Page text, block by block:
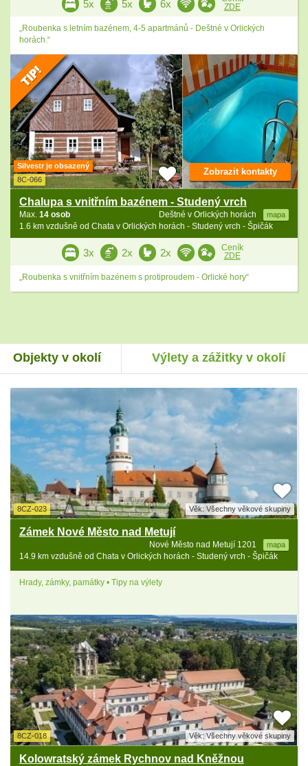
5x 5x 6x
ZDE
„Roubenka s letním bazénem, 4-5 apartmánů - Deštné v Orlických
horách.“
Silvestr je obsazený
8C-066
Chalupa s vnitřním bazénem - Studený vrch
Deštné v Orlických horách mapa
Max. 14 osob
1.6 km vzdušně od Chata v Orlických horách - Studený vrch - Špičák
Zobrazit kontakty
3x 2x 2x
Ceník
ZDE
„Roubenka s vnitřním bazénem s protiproudem - Orlické hory“
Objekty v okolí Výlety a zážitky v okolí
8CZ-023 Věk: Všechny věkové skupiny
Zámek Nové Město nad Metují
Nové Město nad Metují 1201 mapa
14.9 km vzdušně od Chata v Orlických horách - Studený vrch - Špičák
Hrady, zámky, památky • Tipy na výlety
8CZ-018 Věk: Všechny věkové skupiny
Kolowratský zámek Rychnov nad Kněžnou